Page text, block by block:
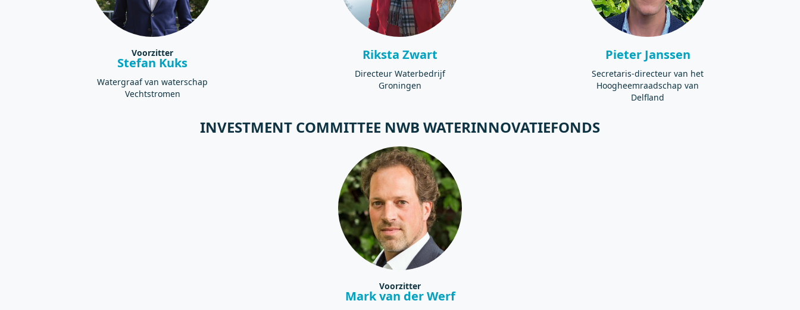
Stefan Kuks
Voorzitter
Watergraaf van waterschap
Vechtstromen
Riksta Zwart
Directeur Waterbedrijf
Groningen
Pieter Janssen
Secretaris-directeur van het
Hoogheemraadschap van
Delfland
INVESTMENT COMMITTEE NWB WATERINNOVATIEFONDS
Mark van der Werf
Voorzitter